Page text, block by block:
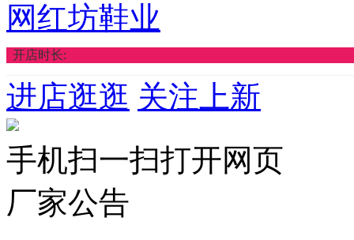
网红坊鞋业
开店时长:
进店逛逛 关注上新
手机扫一扫打开网页
厂家公告